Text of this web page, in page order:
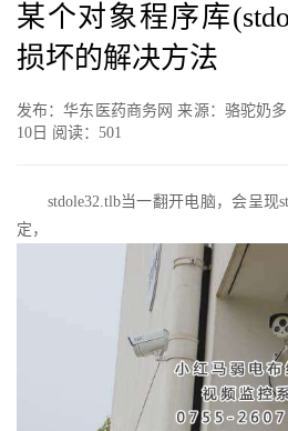
某个对象程序库
损坏的解决方法
发布：华东医药商务网 来源：骆驼奶
10日 阅读： 501
stdole32.tlb当一翻开电脑，会呈现
定，